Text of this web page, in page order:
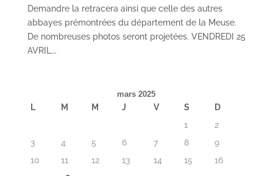
Demandre la retracera ainsi que celle des autres
abbayes prémontrées du département de la Meuse.
De nombreuses photos seront projetées. VENDREDI 25
AVRIL...
mars 2025
L M M J V S
D
1
2
3
4 5 6 7 8
9
10
11 12 13 14 15
16